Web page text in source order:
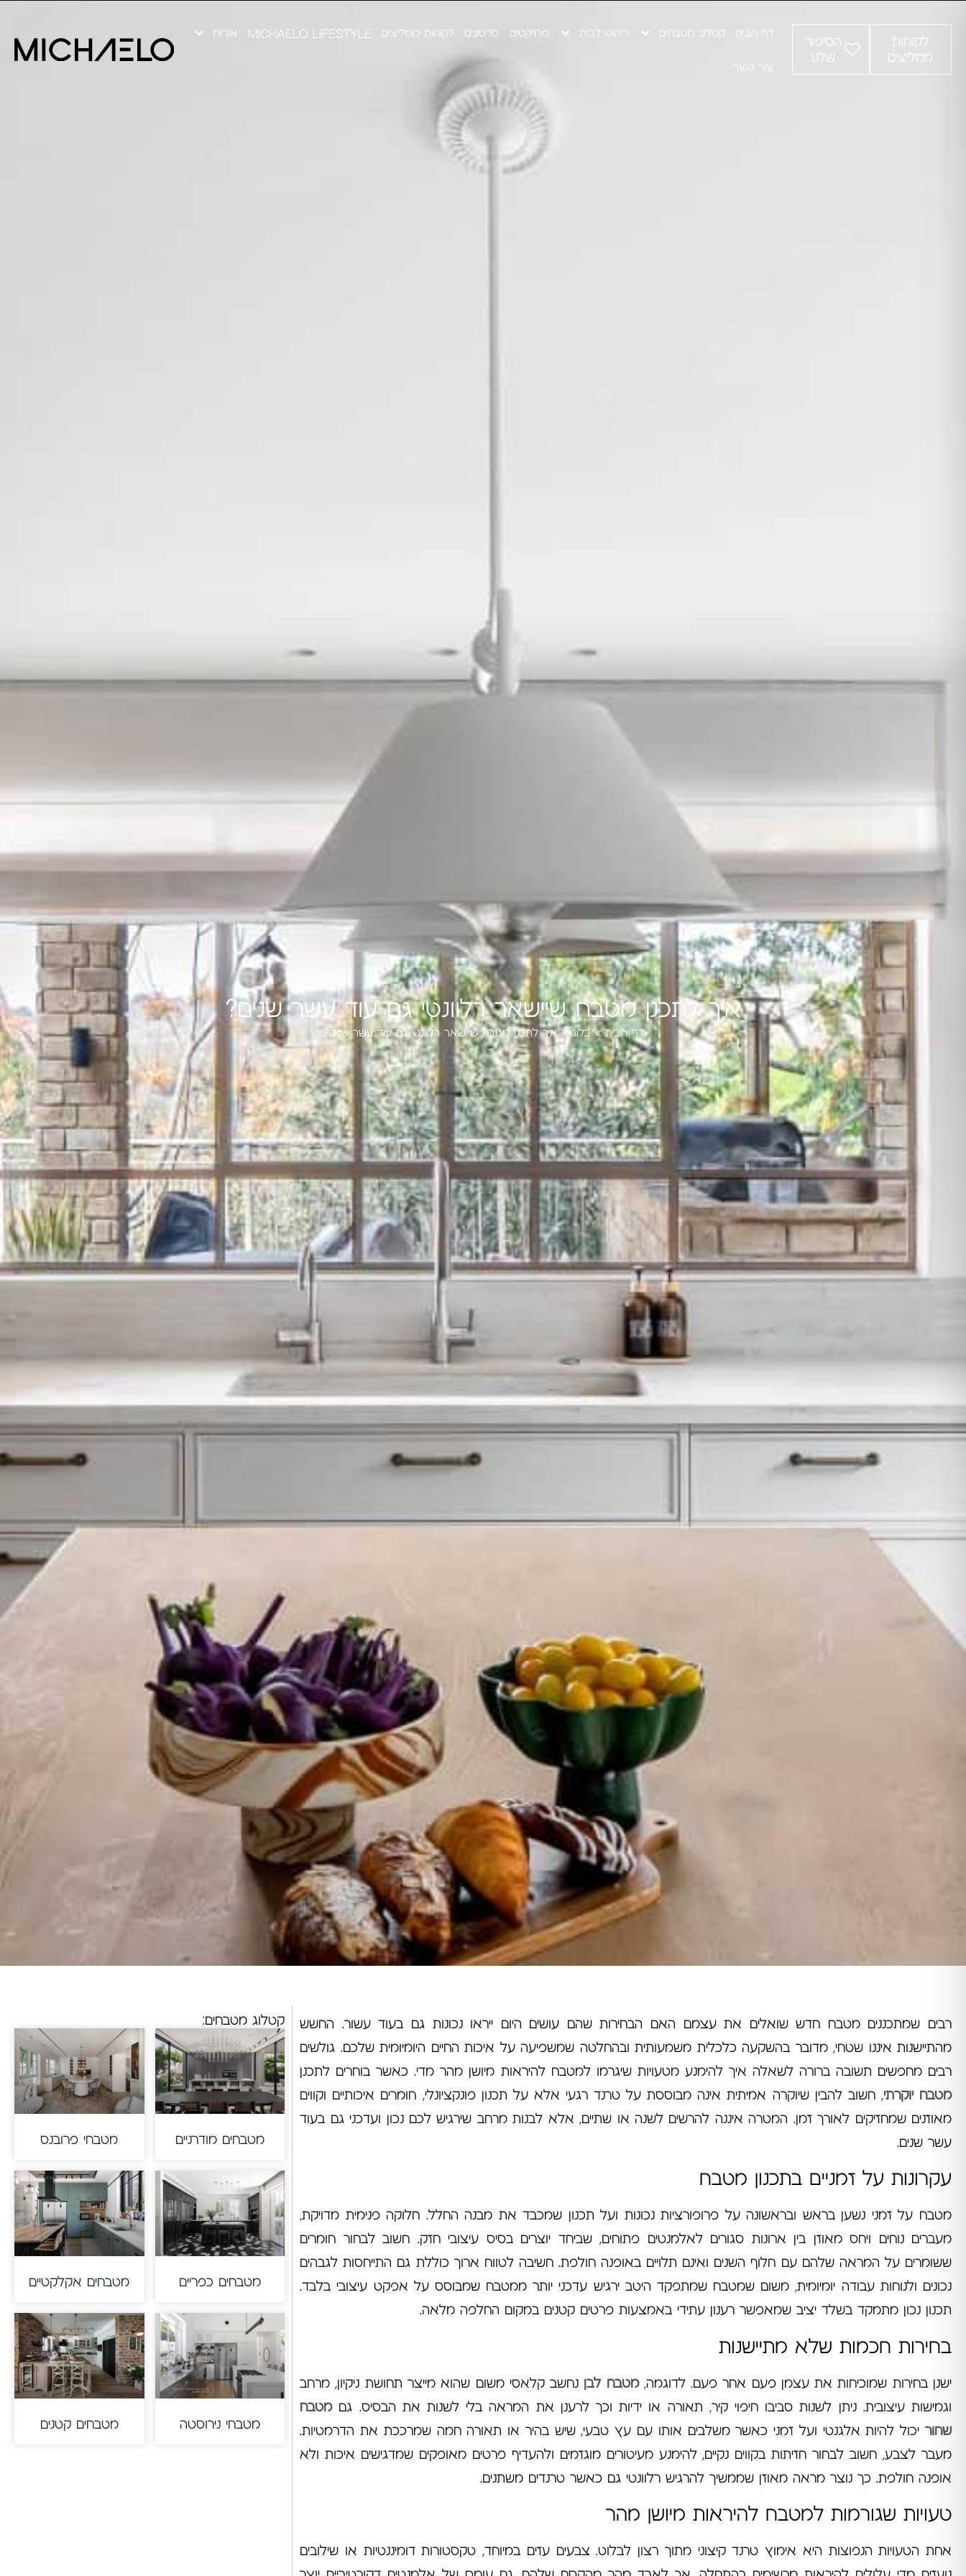
לקוחות
ממליצים
הסיפור
שלנו
דף הבית קטלוג מטבחים ריהוט לבית פרויקטים סרטונים לקוחות ממליצים MICHAELO LIFESTYLE אודות
צור קשר
איך לתכנן מטבח שיישאר רלוונטי גם עוד עשר שנים?
דף הבית»בלוג»איך לתכנן מטבח שיישאר רלוונטי גם עוד עשר שנים?
רבים שמתכננים מטבח חדש שואלים את עצמם האם הבחירות שהם עושים היום ייראו נכונות גם בעוד עשור. החשש
מהתיישנות איננו שטחי, מדובר בהשקעה כלכלית משמעותית ובהחלטה שמשפיעה על איכות החיים היומיומית שלכם. גולשים
רבים מחפשים תשובה ברורה לשאלה איך להימנע מטעויות שיגרמו למטבח להיראות מיושן מהר מדי. כאשר בוחרים לתכנן
מטבח יוקרתי, חשוב להבין שיוקרה אמיתית אינה מבוססת על טרנד רגעי אלא על תכנון פונקציונלי, חומרים איכותיים וקווים
מאוזנים שמחזיקים לאורך זמן. המטרה איננה להרשים לשנה או שתיים, אלא לבנות מרחב שירגיש לכם נכון ועדכני גם בעוד
עשר שנים.
עקרונות על זמניים בתכנון מטבח
מטבח על זמני נשען בראש ובראשונה על פרופורציות נכונות ועל תכנון שמכבד את מבנה החלל. חלוקה פנימית מדויקת,
מעברים נוחים ויחס מאוזן בין ארונות סגורים לאלמנטים פתוחים, שביחד יוצרים בסיס עיצובי חזק. חשוב לבחור חומרים
ששומרים על המראה שלהם עם חלוף השנים ואינם תלויים באופנה חולפת. חשיבה לטווח ארוך כוללת גם התייחסות לגבהים
נכונים ולנוחות עבודה יומיומית, משום שמטבח שמתפקד היטב ירגיש עדכני יותר ממטבח שמבוסס על אפקט עיצובי בלבד.
תכנון נכון מתמקד בשלד יציב שמאפשר רענון עתידי באמצעות פרטים קטנים במקום החלפה מלאה.
בחירות חכמות שלא מתיישנות
ישנן בחירות שמוכיחות את עצמן פעם אחר פעם. לדוגמה,מטבח לבן נחשב קלאסי משום שהוא מייצר תחושת ניקיון, מרחב
וגמישות עיצובית. ניתן לשנות סביבו חיפוי קיר, תאורה או ידיות וכך לרענן את המראה בלי לשנות את הבסיס. גםמטבח
שחור יכול להיות אלגנטי ועל זמני כאשר משלבים אותו עם עץ טבעי, שיש בהיר או תאורה חמה שמרככת את הדרמטיות.
מעבר לצבע, חשוב לבחור חזיתות בקווים נקיים, להימנע מעיטורים מוגזמים ולהעדיף פרטים מאופקים שמדגישים איכות ולא
אופנה חולפת. כך נוצר מראה מאוזן שממשיך להרגיש רלוונטי גם כאשר טרנדים משתנים.
טעויות שגורמות למטבח להיראות מיושן מהר
אחת הטעויות הנפוצות היא אימוץ טרנד קיצוני מתוך רצון לבלוט. צבעים עזים במיוחד, טקסטורות דומיננטיות או שילובים
קטלוג מטבחים:
מטבחים מודרניים מטבחי פרובנס
מטבחים כפריים מטבחים אקלקטיים
מטבחי נירוסטה מטבחים קטנים